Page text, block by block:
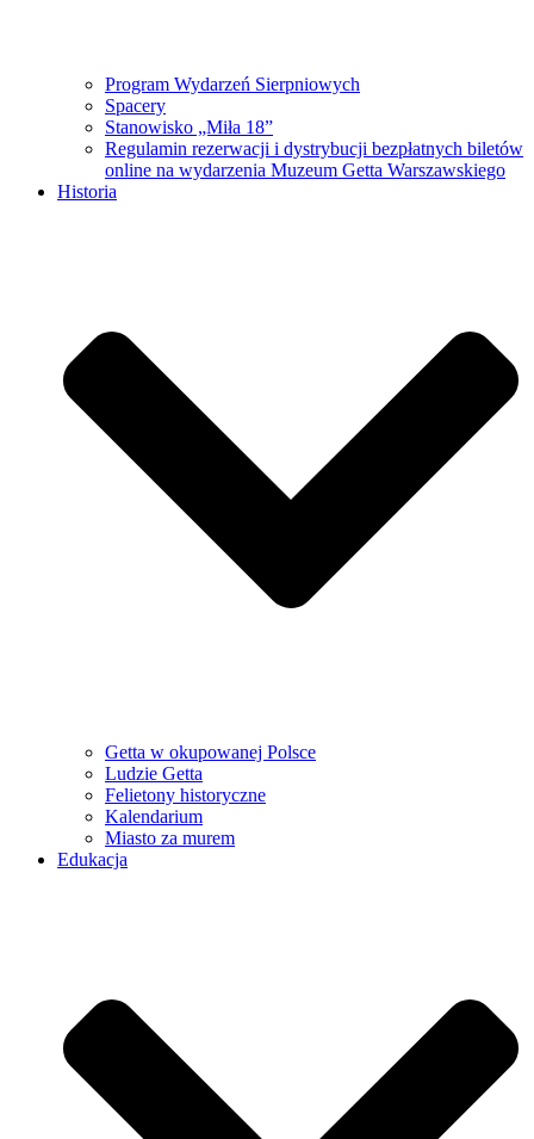
Program Wydarzeń Sierpniowych
Spacery
Stanowisko „Miła 18”
Regulamin rezerwacji i dystrybucji bezpłatnych biletów
online na wydarzenia Muzeum Getta Warszawskiego
Historia
Getta w okupowanej Polsce
Ludzie Getta
Felietony historyczne
Kalendarium
Miasto za murem
Edukacja